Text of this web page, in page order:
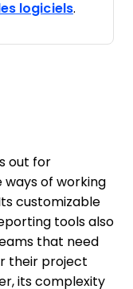
logiciels.
out for
ways of working
customizable
tools also
that need
their project
its complexity